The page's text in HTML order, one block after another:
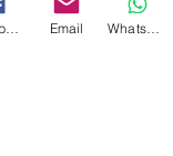
Email